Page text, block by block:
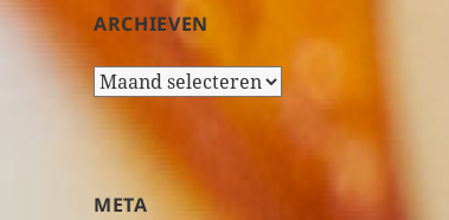
ARCHIEVEN
A
r
i
META